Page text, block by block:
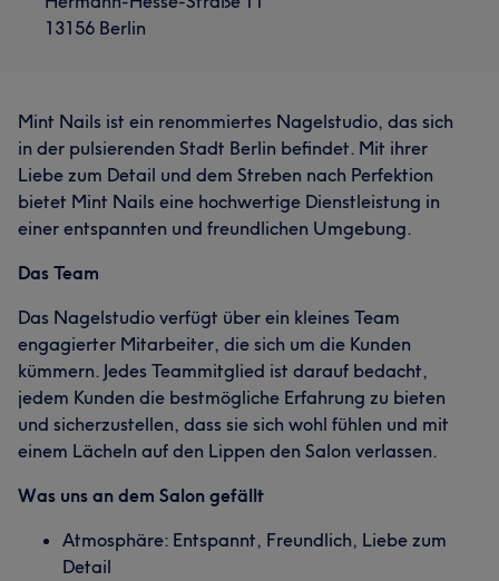
13156 Berlin
Mint Nails ist ein renommiertes Nagelstudio, das sich
in der pulsierenden Stadt Berlin befindet. Mit ihrer
Liebe zum Detail und dem Streben nach Perfektion
bietet Mint Nails eine hochwertige Dienstleistung in
einer entspannten und freundlichen Umgebung.
Das Team
Das Nagelstudio verfügt über ein kleines Team
engagierter Mitarbeiter, die sich um die Kunden
kümmern. Jedes Teammitglied ist darauf bedacht,
jedem Kunden die bestmögliche Erfahrung zu bieten
und sicherzustellen, dass sie sich wohl fühlen und mit
einem Lächeln auf den Lippen den Salon verlassen.
Was uns an dem Salon gefällt
Atmosphäre: Entspannt, Freundlich, Liebe zum
Detail